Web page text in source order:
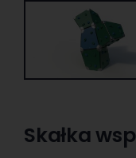
Skałka